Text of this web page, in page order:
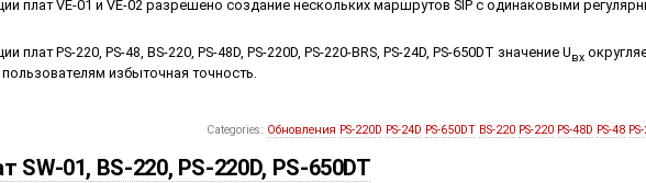
плат VE-01 и VE-02 разрешено создание нескольких маршрутов SIP c одинаковыми
PS-220, PS-48, BS-220, PS-48D, PS-220D, PS-220-BRS, PS-24D, PS-650DT значение Uвх
избыточная точность.
Categories: Обновления PS-220D PS-24D PS-650DT BS-220 PS-220 PS-48D PS-48
01, BS-220, PS-220D, PS-650DT